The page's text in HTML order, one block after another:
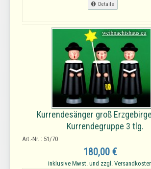
Details
Kurrendesänger groß
Kurrendegruppe 3 tlg.
Art.-Nr. : 51/70
180,00 €
inklusive Mwst. und zzgl. Versandkosten